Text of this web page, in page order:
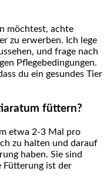
möchtest, achte
zu ‌erwerben. Ich lege
‍und frage‍ nach
Pflegebedingungen.
du ein‍ gesundes ⁣Tier
füttern?
etwa 2-3 Mal ⁤pro
zu halten und ⁣darauf
haben. Sie sind⁢
Fütterung ist der